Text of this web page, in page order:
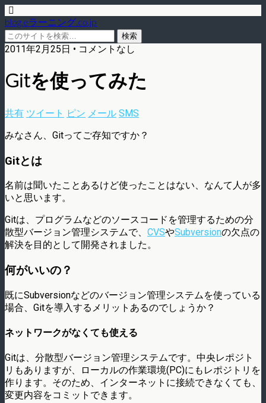
blog.eラーニング.co.jp
2011年2月25日 • コメントなし
Gitを使ってみた
共有 ツイート ピン メール SMS
みなさん、Gitってご存知ですか？
Gitとは
名前は聞いたことあるけど使ったことはない、なんて人が多
いと思います。
Gitは、プログラムなどのソースコードを管理するための分
散型バージョン管理システムで、 CVSやSubversionの欠点の
解決を目的として開発されました。
何がいいの？
既にSubversionなどのバージョン管理システムを使っている
場合、Gitを導入するメリットあるのでしょうか？
ネットワークがなくても使える
Gitは、分散型バージョン管理システムです。中央レポジト
リもありますが、ローカルの作業環境(PC)にもレポジトリを
作ります。そのため、インターネットに接続できなくても、
変更内容をコミットできます。